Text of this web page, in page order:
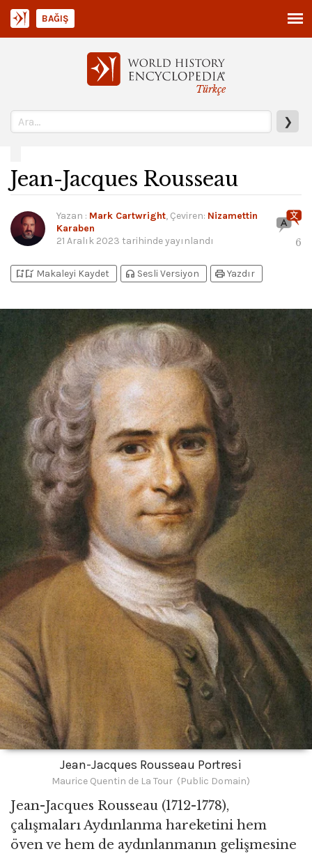
Türkçe
❯
BAĞIŞ
Jean-Jacques Rousseau
Yazan : Mark Cartwright, Çeviren: Nizamettin
Karaben
21 Aralık 2023 tarihinde yayınlandı 6
bookmark_addbookmark_added Makaleyi Kaydet headphones Sesli Versiyon printYazdır
Jean-Jacques Rousseau Portresi
Maurice Quentin de La Tour (Public Domain)
Jean-Jacques Rousseau (1712-1778),
çalışmaları Aydınlanma hareketini hem
öven ve hem de aydınlanmanın gelişmesine